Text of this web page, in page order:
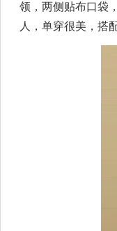
领，两侧贴布口袋
人，单穿很美，搭